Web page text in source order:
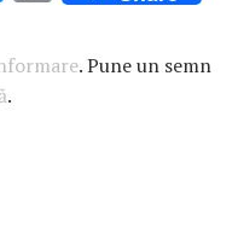
se
n
o
p . Pune un semn
.